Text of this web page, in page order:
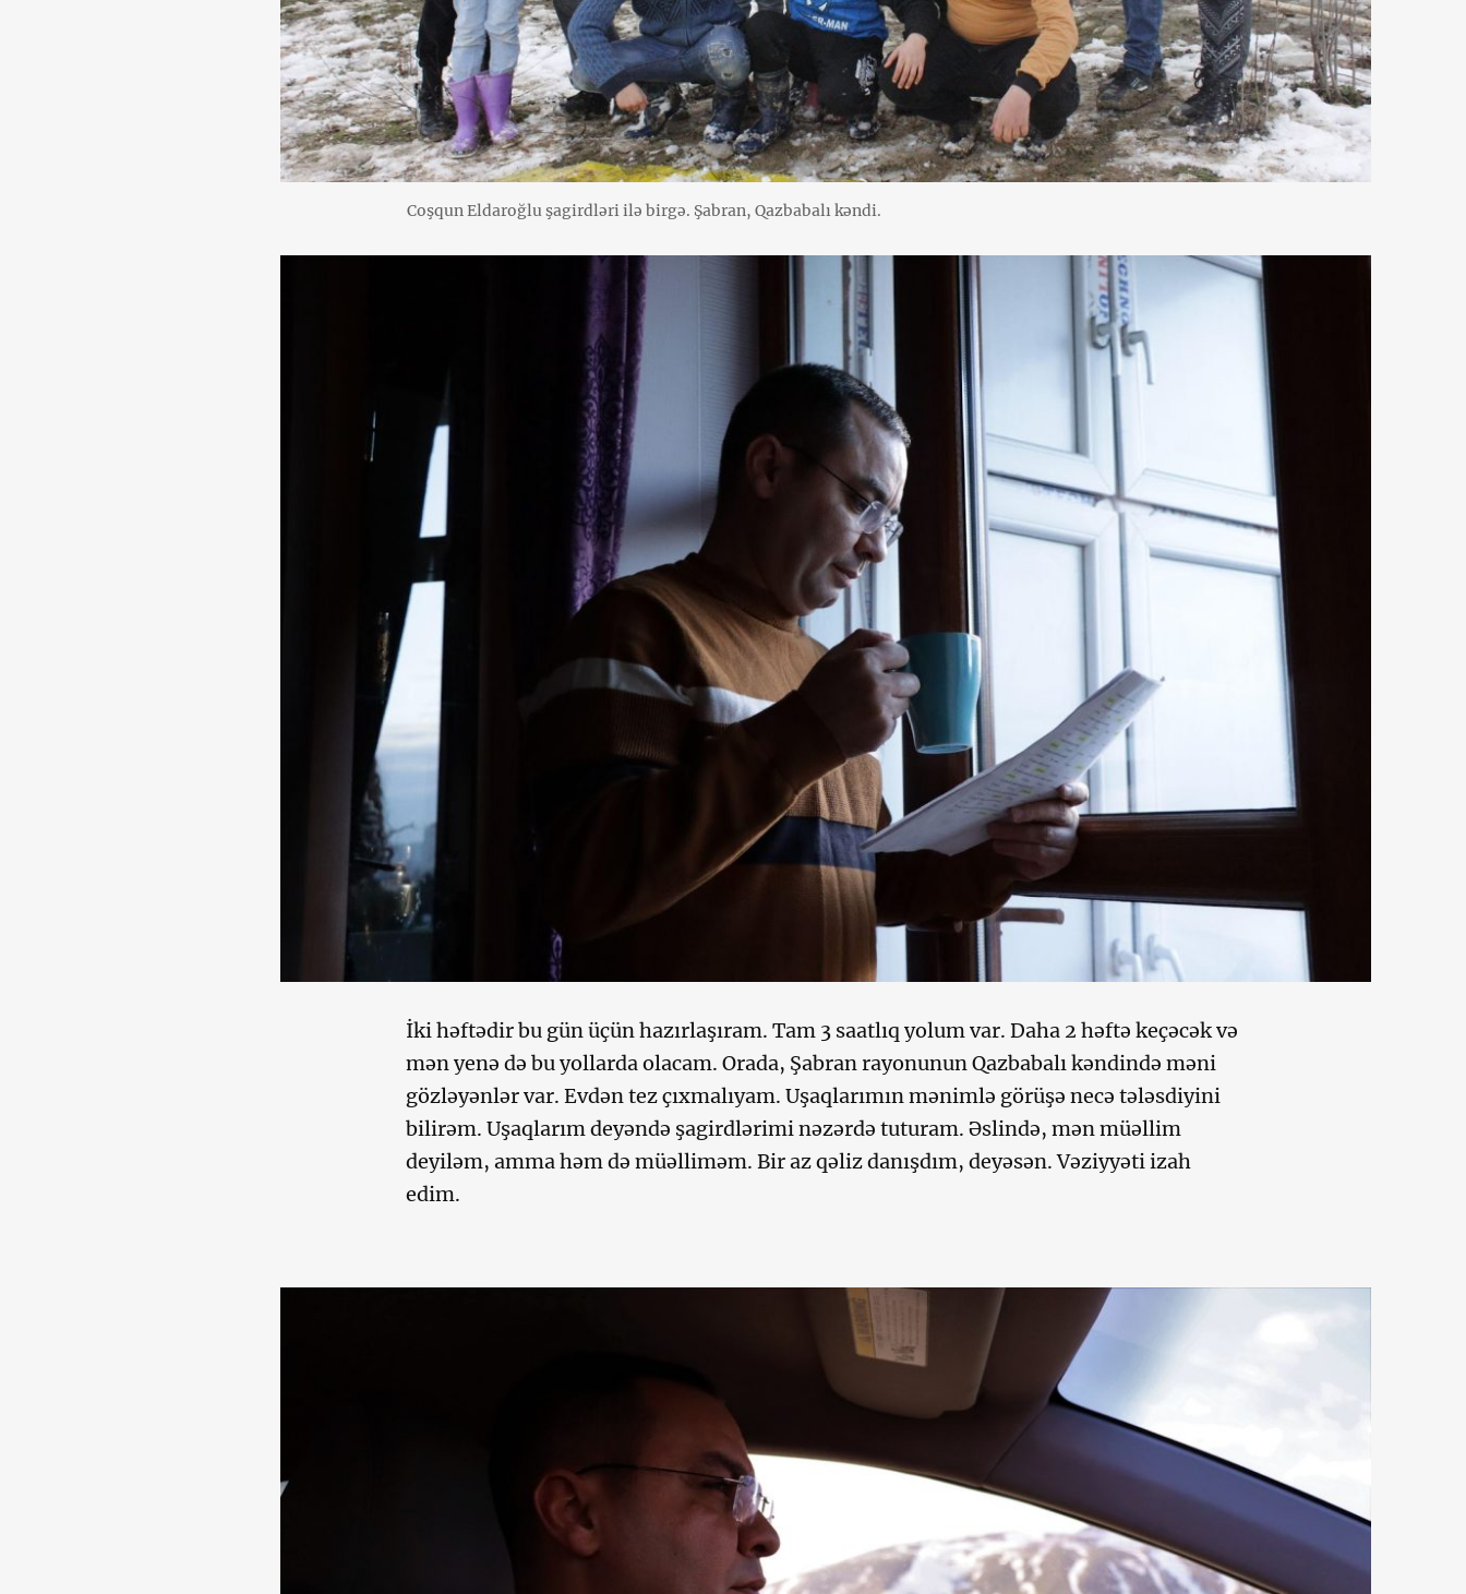
Coşqun Eldaroğlu şagirdləri ilə birgə. Şabran, Qazbabalı kəndi.
İki həftədir bu gün üçün hazırlaşıram. Tam 3 saatlıq yolum var. Daha 2 həftə keçəcək və
mən yenə də bu yollarda olacam. Orada, Şabran rayonunun Qazbabalı kəndində məni
gözləyənlər var. Evdən tez çıxmalıyam. Uşaqlarımın mənimlə görüşə necə tələsdiyini
bilirəm. Uşaqlarım deyəndə şagirdlərimi nəzərdə tuturam. Əslində, mən müəllim
deyiləm, amma həm də müəlliməm. Bir az qəliz danışdım, deyəsən. Vəziyyəti izah
edim.